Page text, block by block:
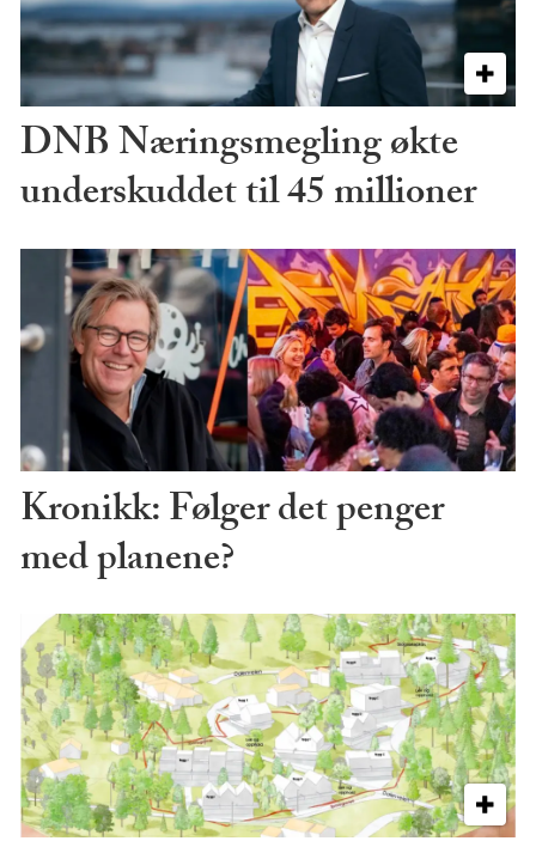
DNB Næringsmegling økte
underskuddet til 45 millioner
Kronikk: Følger det penger
med planene?